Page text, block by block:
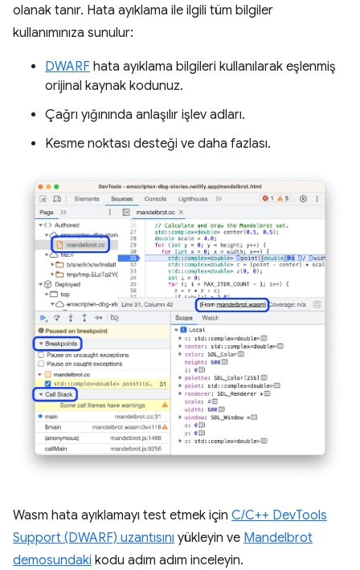
olanak tanır. Hata ayıklama ile ilgili tüm bilgiler
kullanımınıza sunulur:
DWARF hata ayıklama bilgileri kullanılarak eşlenmiş
orijinal kaynak kodunuz.
Çağrı yığınında anlaşılır işlev adları.
Kesme noktası desteği ve daha fazlası.
Wasm hata ayıklamayı test etmek için C/C++ DevTools
Support (DWARF) uzantısını yükleyin ve Mandelbrot
demosundaki kodu adım adım inceleyin.